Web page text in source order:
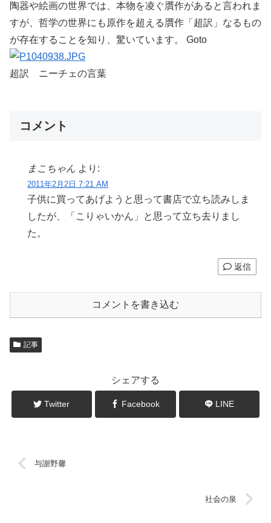
陶器や絵画の世界では、本物を凌ぐ贋作があると言われま
すが、哲学の世界にも原作を超える贋作「超訳」なるもの
が存在することを知り、驚いています。 Goto
超訳 ニーチェの言葉
コメント
まこちゃん より:
2011年2月2日 7:21 AM
子供に買ってあげようと思って書店で立ち読みしま
したが、「こりゃいかん」と思って立ち去りまし
た。
返信
コメントを書き込む
記事
シェアする
Twitter Facebook LINE
与謝野馨
社会の泉